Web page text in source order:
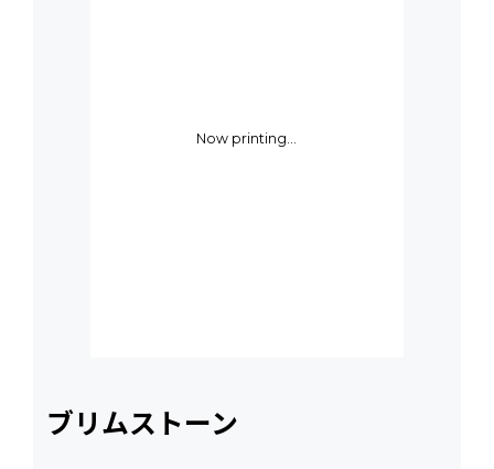
Now printing...
ブリムストーン